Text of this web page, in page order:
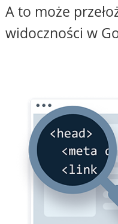
A to może
widoczności w